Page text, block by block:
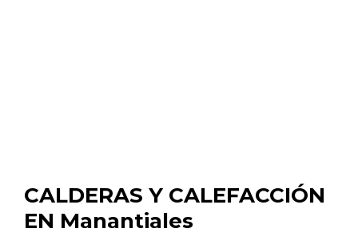
CALDERAS Y CALEFACCIÓN
EN Manantiales